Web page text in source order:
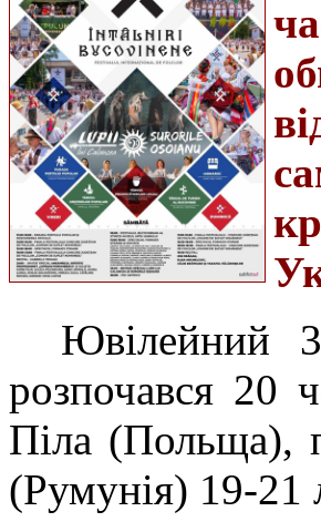
Ювілейний
розпочався 20
Піла (Польща),
(Румунія) 19-21